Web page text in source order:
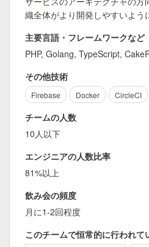
織全体がより開発しやすいよう
主要言語・フレームワークなど
PHP, Golang, TypeScript,
その他技術
Firebase Docker CircleCI
チームの人数
10人以下
エンジニアの人数比率
81%以上
飲み会の頻度
月に1-2回程度
このチームで恒常的に行われて